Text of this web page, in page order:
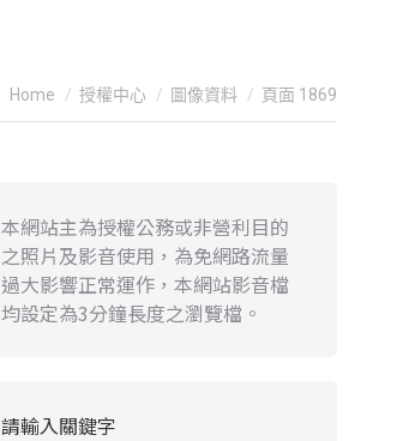
You are here:
Home 授權中心 圖像資料 頁面 1869
本網站主為授權公務或非營利目的
之照片及影音使用，為免網路流量
過大影響正常運作，本網站影音檔
均設定為3分鐘長度之瀏覽檔。
請輸入關鍵字